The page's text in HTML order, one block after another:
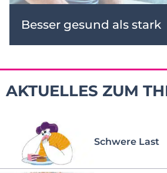
Besser gesund als stark
AKTUELLES ZUM
Schwere Last